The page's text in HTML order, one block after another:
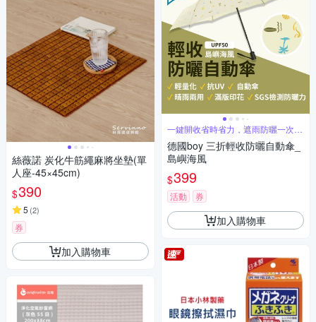
絲薇諾 炭化牛筋繩麻將坐墊(單
人座-45×45cm)
$390
5 (2)
券
加入購物車
一鍵開收省時省力，遮雨防曬一次到
德國boy 三折輕收防曬自動傘_
島嶼海風
$399
活動 券
加入購物車